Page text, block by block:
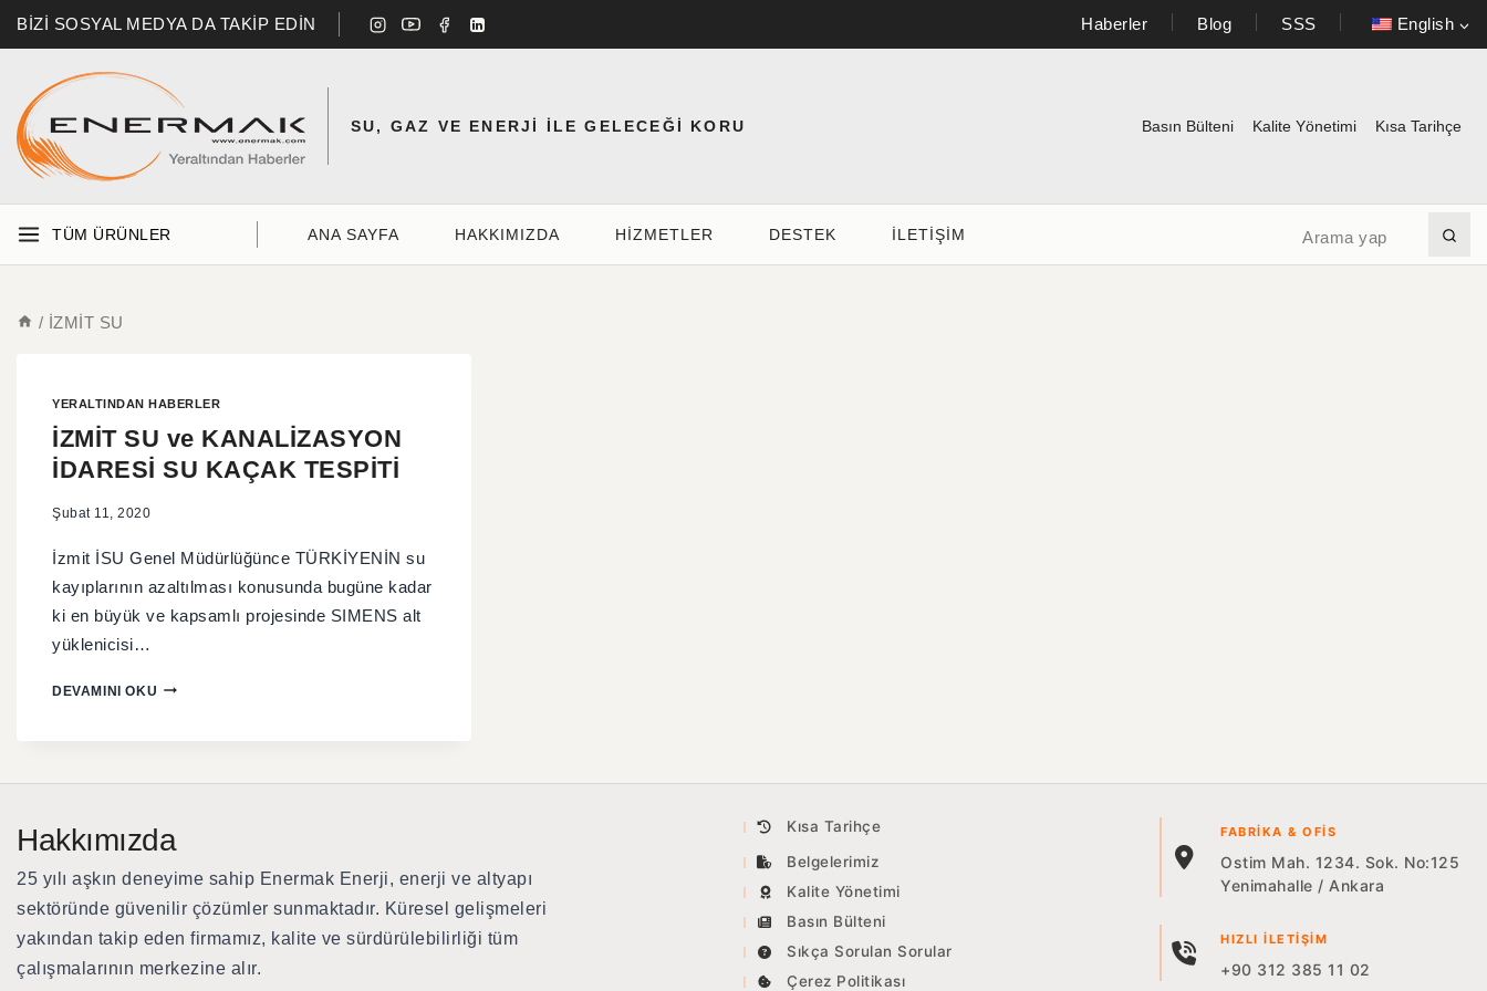
BİZİ SOSYAL MEDYA DA TAKİP EDİN Haberler Blog SSS English
SU, GAZ VE ENERJİ İLE GELECEĞİ KORU Basın Bülteni Kalite Yönetimi Kısa Tarihçe
TÜM ÜRÜNLER ANA SAYFA HAKKIMIZDA HIZMETLER DESTEK İLETİŞİM
/ İZMİT SU
YERALTINDAN HABERLER
İZMİT SU ve KANALİZASYON
İDARESİ SU KAÇAK TESPİTİ
Şubat 11, 2020
İzmit İSU Genel Müdürlüğünce TÜRKİYENİN su
kayıplarının azaltılması konusunda bugüne kadar
ki en büyük ve kapsamlı projesinde SIMENS alt
yüklenicisi…
DEVAMINI OKU
Hakkımızda
25 yılı aşkın deneyime sahip Enermak Enerji, enerji ve altyapı
sektöründe güvenilir çözümler sunmaktadır. Küresel gelişmeleri
yakından takip eden firmamız, kalite ve sürdürülebilirliği tüm
çalışmalarının merkezine alır.
Kısa Tarihçe
Belgelerimiz
Kalite Yönetimi
Basın Bülteni
Sıkça Sorulan Sorular
Çerez Politikası
FABRIKA & OFIS
Ostim Mah. 1234. Sok. No:125
Yenimahalle / Ankara
HIZLI İLETIŞIM
+90 312 385 11 02